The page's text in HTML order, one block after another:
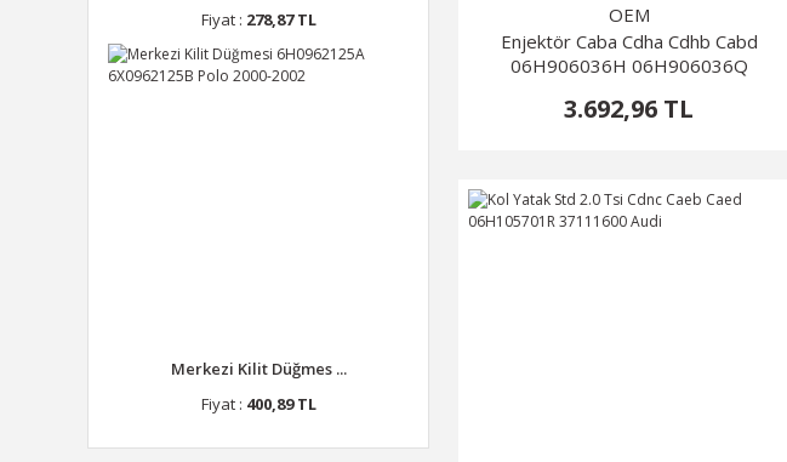
Fiyat : 278,87 TL
Merkezi Kilit Düğmes ...
Fiyat : 400,89 TL
OEM
Enjektör Caba Cdha Cdhb Cabd
06H906036H 06H906036Q
3.692,96 TL